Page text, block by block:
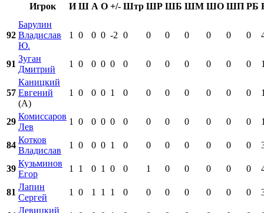
Игрок И Ш А О +/- Штр ШР ШБ ШМ ШО ШП РБ
92
Барулин
Владислав
Ю.
1 0 0 0 -2 0 0 0 0 0 0 0
91
Зуган
Дмитрий
1 0 0 0 0 0 0 0 0 0 0 0
57
Каницкий
Евгений
(А)
1 0 0 0 1 0 0 0 0 0 0 0
29
Комиссаров
Лев
1 0 0 0 0 0 0 0 0 0 0 0
84
Котков
Владислав
1 0 0 0 1 0 0 0 0 0 0 0
39
Кузьминов
Егор
1 1 0 1 0 0 1 0 0 0 0 0
81
Лапин
Сергей
1 0 1 1 1 0 0 0 0 0 0 0
Левицкий